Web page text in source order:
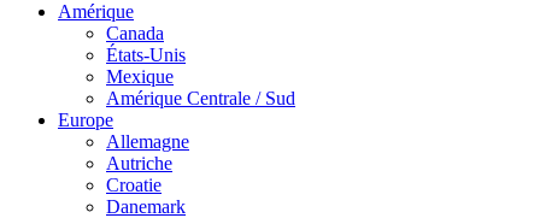
Amérique
Canada
États-Unis
Mexique
Amérique Centrale / Sud
Europe
Allemagne
Autriche
Croatie
Danemark